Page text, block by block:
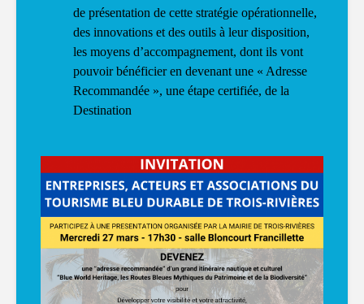
de présentation de cette stratégie opérationnelle,
des innovations et des outils à leur disposition,
les moyens d’accompagnement, dont ils vont
pouvoir bénéficier en devenant une « Adresse
Recommandée », une étape certifiée, de la
Destination